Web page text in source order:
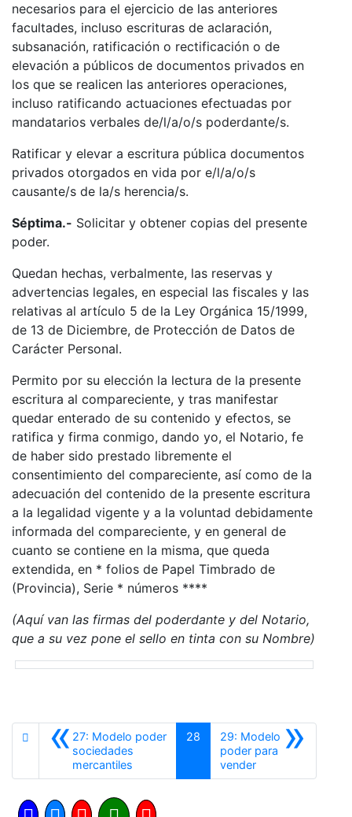
necesarios para el ejercicio de las anteriores
facultades, incluso escrituras de aclaración,
subsanación, ratificación o rectificación o de
elevación a públicos de documentos privados en
los que se realicen las anteriores operaciones,
incluso ratificando actuaciones efectuadas por
mandatarios verbales de/l/a/o/s poderdante/s.
Ratificar y elevar a escritura pública documentos
privados otorgados en vida por e/l/a/o/s
causante/s de la/s herencia/s.
Séptima.- Solicitar y obtener copias del presente
poder.
Quedan hechas, verbalmente, las reservas y
advertencias legales, en especial las fiscales y las
relativas al artículo 5 de la Ley Orgánica 15/1999,
de 13 de Diciembre, de Protección de Datos de
Carácter Personal.
Permito por su elección la lectura de la presente
escritura al compareciente, y tras manifestar
quedar enterado de su contenido y efectos, se
ratifica y firma conmigo, dando yo, el Notario, fe
de haber sido prestado libremente el
consentimiento del compareciente, así como de la
adecuación del contenido de la presente escritura
a la legalidad vigente y a la voluntad debidamente
informada del compareciente, y en general de
cuanto se contiene en la misma, que queda
extendida, en * folios de Papel Timbrado de
(Provincia), Serie * números ****
(Aquí van las firmas del poderdante y del Notario,
que a su vez pone el sello en tinta con su Nombre)
«27: Modelo poder
sociedades
mercantiles
28 »
29: Modelo
poder para
venderSiguiente